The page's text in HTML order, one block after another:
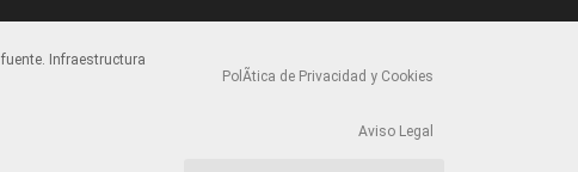
Infraestructura
PolÃ­tica de Privacidad y Cookies
Aviso Legal